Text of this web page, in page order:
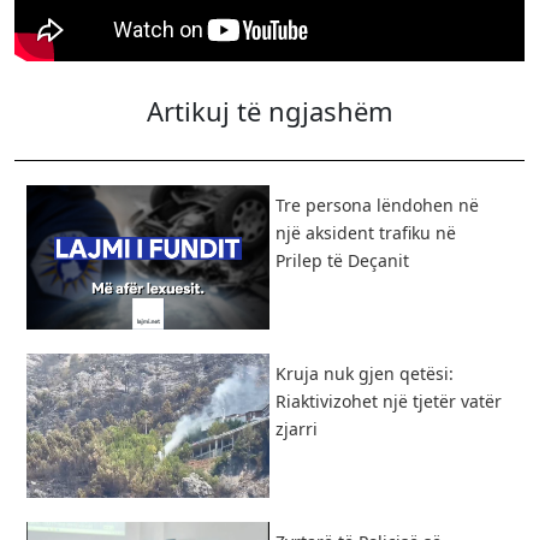
Artikuj të ngjashëm
Tre persona lëndohen në
një aksident trafiku në
Prilep të Deçanit
Kruja nuk gjen qetësi:
Riaktivizohet një tjetër vatër
zjarri